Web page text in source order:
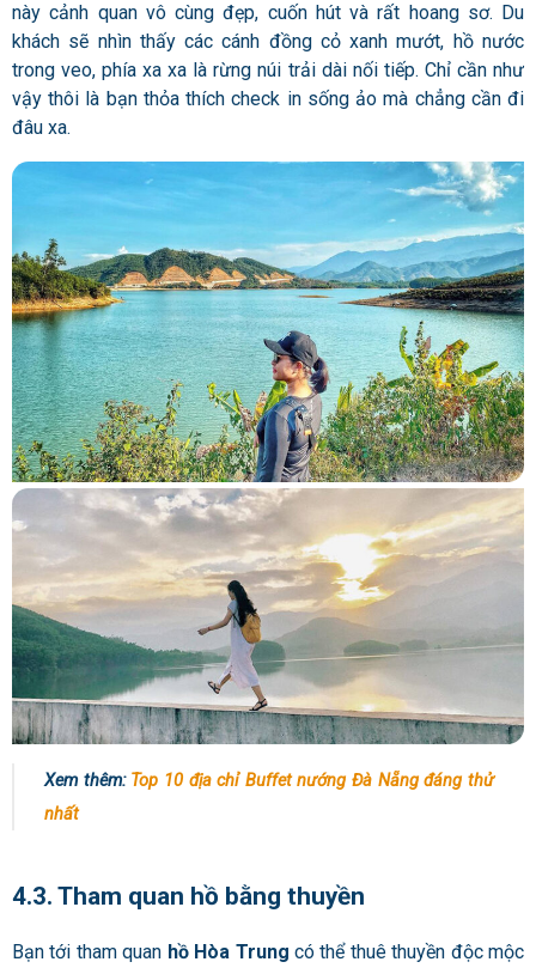
này cảnh quan vô cùng đẹp, cuốn hút và rất hoang sơ. Du
khách sẽ nhìn thấy các cánh đồng cỏ xanh mướt, hồ nước
trong veo, phía xa xa là rừng núi trải dài nối tiếp. Chỉ cần như
vậy thôi là bạn thỏa thích check in sống ảo mà chẳng cần đi
đâu xa.
Xem thêm: Top 10 địa chỉ Buffet nướng Đà Nẵng đáng thử
nhất
4.3. Tham quan hồ bằng thuyền
Bạn tới tham quan hồ Hòa Trung có thể thuê thuyền độc mộc